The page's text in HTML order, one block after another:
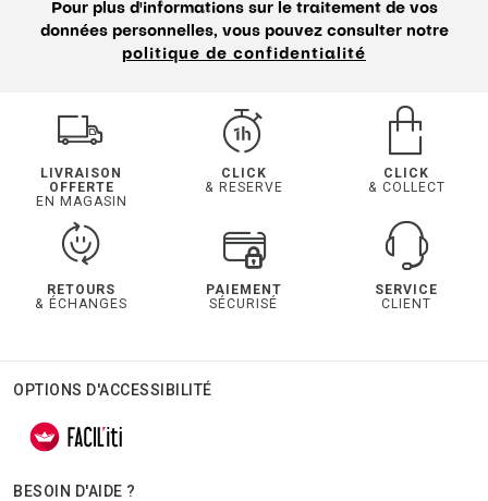
Pour plus d'informations sur le traitement de vos
données personnelles, vous pouvez consulter notre
politique de confidentialité
LIVRAISON
OFFERTE
EN MAGASIN
CLICK
& RESERVE
CLICK
& COLLECT
RETOURS
& ÉCHANGES
PAIEMENT
SÉCURISÉ
SERVICE
CLIENT
OPTIONS D'ACCESSIBILITÉ
BESOIN D'AIDE ?